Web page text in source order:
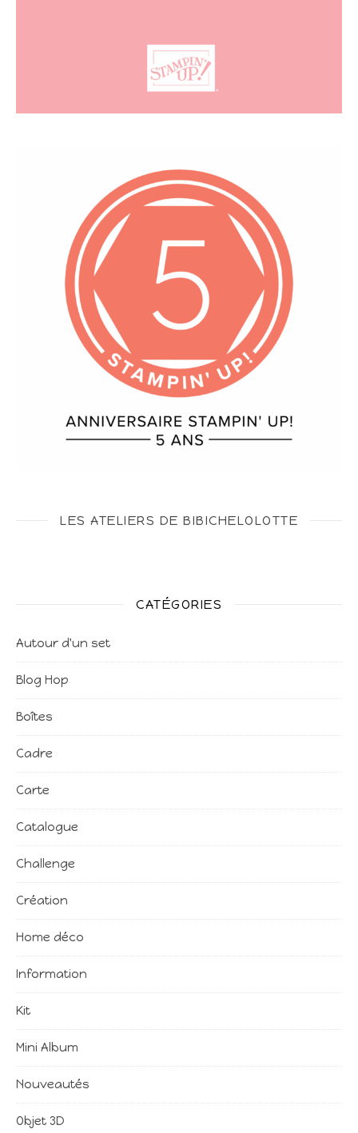
LES ATELIERS DE BIBICHELOLOTTE
CATÉGORIES
Autour d'un set
Blog Hop
Boîtes
Cadre
Carte
Catalogue
Challenge
Création
Home déco
Information
Kit
Mini Album
Nouveautés
Objet 3D